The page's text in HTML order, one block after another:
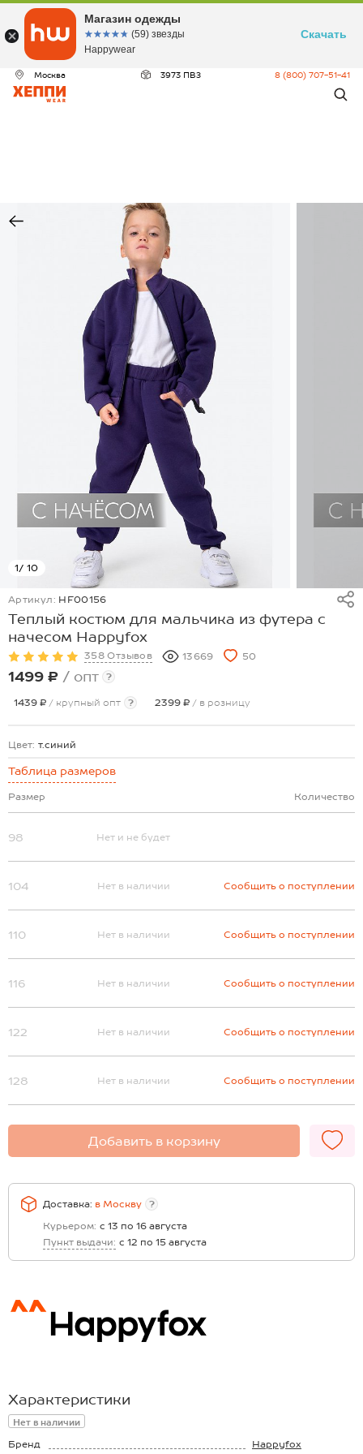
Москва 3973 ПВЗ 8 (800) 707-51-41
1/ 10
Артикул: HF00156
Теплый костюм для мальчика из футера с
начесом Happyfox
358 Отзывов 13669 50
1499 ₽ / опт ?
1439 ₽ / крупный опт ? 2399 ₽ / в розницу
Цвет: т.синий
Таблица размеров
Размер Количество
98 Нет и не будет
104 Нет в наличии Сообщить о поступлении
110 Нет в наличии Сообщить о поступлении
116 Нет в наличии Сообщить о поступлении
122 Нет в наличии Сообщить о поступлении
128 Нет в наличии Сообщить о поступлении
Добавить в корзину
Доставка: в Москву
?
Курьером: с 13 по 16 августа
Пункт выдачи: с 12 по 15 августа
Характеристики
Нет в наличии
Бренд
Happyfox
Магазин одежды
☆☆☆☆☆
★★★★★ (59) звезды
Happywear
Скачать